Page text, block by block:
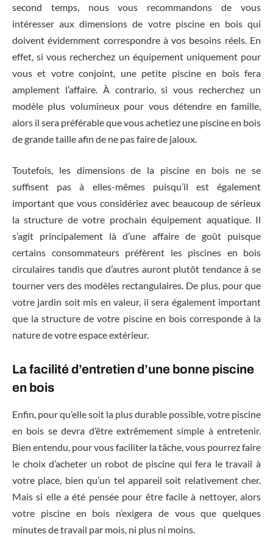
second temps, nous vous recommandons de vous
intéresser aux dimensions de votre piscine en bois qui
doivent évidemment correspondre à vos besoins réels. En
effet, si vous recherchez un équipement uniquement pour
vous et votre conjoint, une petite piscine en bois fera
amplement l’affaire. À contrario, si vous recherchez un
modèle plus volumineux pour vous détendre en famille,
alors il sera préférable que vous achetiez une piscine en bois
de grande taille afin de ne pas faire de jaloux.
Toutefois, les dimensions de la piscine en bois ne se
suffisent pas à elles-mêmes puisqu’il est également
important que vous considériez avec beaucoup de sérieux
la structure de votre prochain équipement aquatique. Il
s’agit principalement là d’une affaire de goût puisque
certains consommateurs préfèrent les piscines en bois
circulaires tandis que d’autres auront plutôt tendance à se
tourner vers des modèles rectangulaires. De plus, pour que
votre jardin soit mis en valeur, il sera également important
que la structure de votre piscine en bois corresponde à la
nature de votre espace extérieur.
La facilité d’entretien d’une bonne piscine
en bois
Enfin, pour qu’elle soit la plus durable possible, votre piscine
en bois se devra d’être extrêmement simple à entretenir.
Bien entendu, pour vous faciliter la tâche, vous pourrez faire
le choix d’acheter un robot de piscine qui fera le travail à
votre place, bien qu’un tel appareil soit relativement cher.
Mais si elle a été pensée pour être facile à nettoyer, alors
votre piscine en bois n’exigera de vous que quelques
minutes de travail par mois, ni plus ni moins.